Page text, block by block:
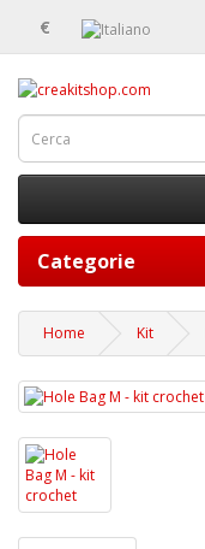
€
Categorie
Home Kit